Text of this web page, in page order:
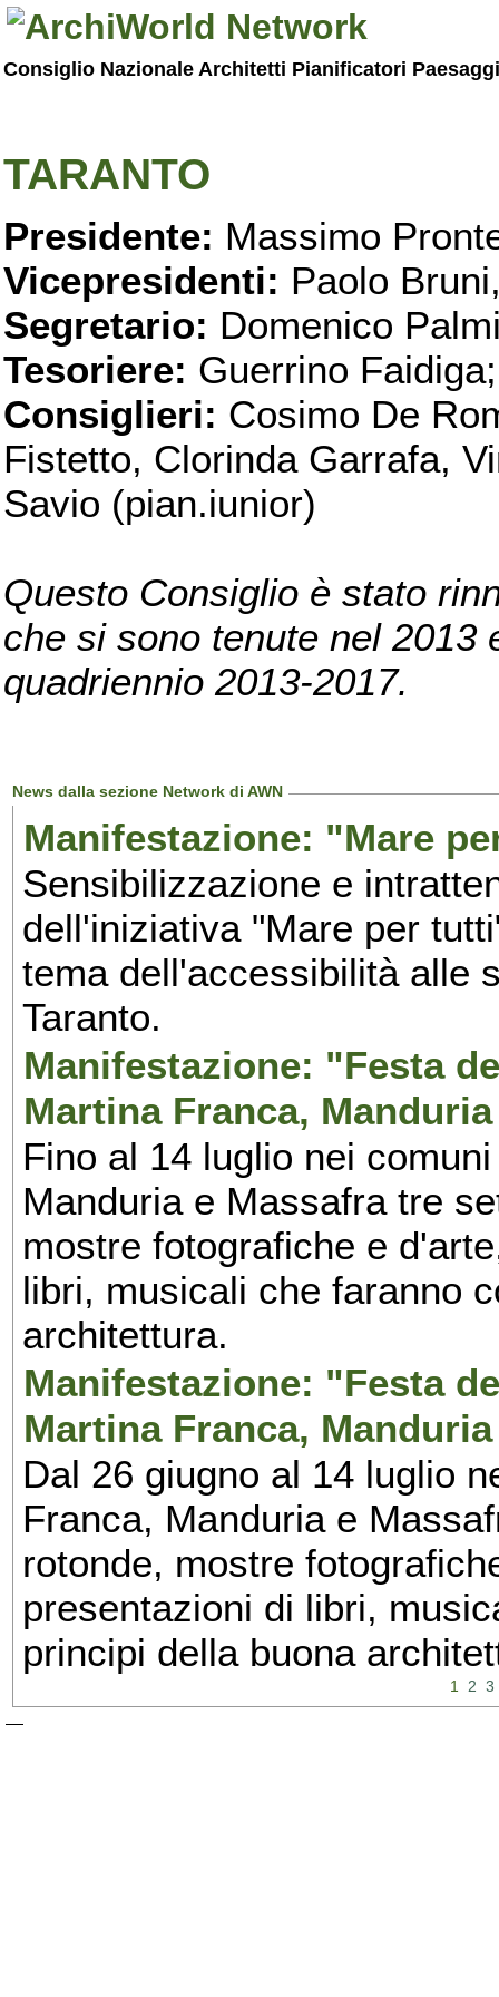
Consiglio Nazionale Architetti Pianificatori
TARANTO
Presidente: Massimo
Vicepresidenti: Paolo
Segretario: Domenico
Tesoriere: Guerrino Faidiga;
Consiglieri: Cosimo De
Fistetto, Clorinda Garrafa,
Savio (pian.iunior)
Questo Consiglio è stato
che si sono tenute nel 2013
quadriennio 2013-2017.
News dalla sezione Network di AWN
Manifestazione: "Mare
Sensibilizzazione e
dell'iniziativa "Mare per
tema dell'accessibilità alle
Taranto.
Manifestazione: "Festa
Martina Franca,
Fino al 14 luglio nei
Manduria e Massafra tre
mostre fotografiche e
libri, musicali che faranno
architettura.
Manifestazione: "Festa
Martina Franca,
Dal 26 giugno al 14 luglio
Franca, Manduria e
rotonde, mostre
presentazioni di libri,
principi della buona
1 2 3